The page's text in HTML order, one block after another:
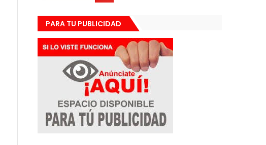
PARA TU PUBLICIDAD